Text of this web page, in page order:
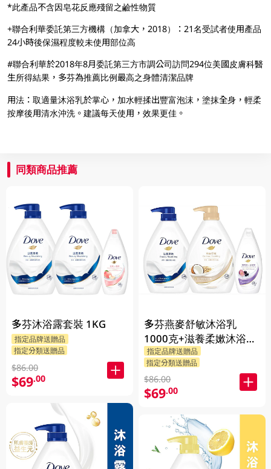
*此產品不含因皂花反應殘留之鹼性物質
+聯合利華委託第三方機構（加拿大，2018）：21名受試者使用產品
24小時後保濕程度較未使用部位高
#聯合利華於2018年8月委託第三方市調公司訪問294位美國皮膚科醫
生所得結果，多芬為推薦比例最高之身體清潔品牌
用法：取適量沐浴乳於掌心，加水輕揉出豐富泡沫，塗抹全身，輕柔
按摩後用清水沖洗。建議每天使用，效果更佳。
同類商品推薦
多芬沐浴露套裝 1KG
指定品牌送贈品
指定分類送贈品
$86.00
$69.00
多芬燕麥舒敏沐浴乳
1000克+滋養柔嫰沐浴乳
1000克+Dove沐浴乳200
克 (隨機發送) 1PK
指定品牌送贈品
指定分類送贈品
$86.00
$69.00